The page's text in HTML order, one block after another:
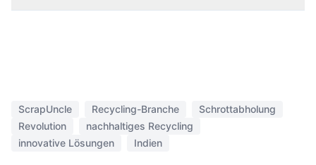
ScrapUncle Recycling-Branche
Schrottabholung
Revolution
nachhaltiges Recycling
innovative Lösungen
Indien